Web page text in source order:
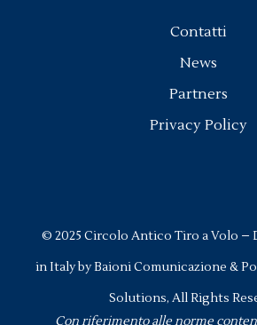
Contatti
News
Partners
Privacy Policy
© 2025Circolo Antico Tiro a Volo –
in Italy byBaioni Comunicazione &
Solutions, All Rights
Con riferimento alle norme